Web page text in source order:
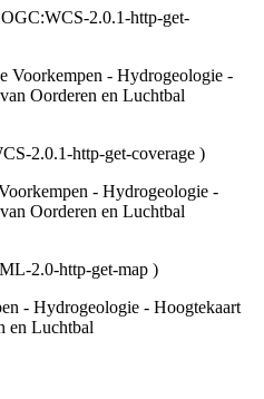
OGC:WCS-2.0.1-http-get-
Voorkempen - Hydrogeologie -
Oorderen en Luchtbal
2.0.1-http-get-coverage )
- Hydrogeologie -
Oorderen en Luchtbal
2.0-http-get-map )
- Hydrogeologie - Hoogtekaart
en Luchtbal